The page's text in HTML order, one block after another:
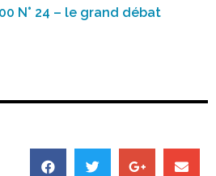
N° 24 – le grand débat